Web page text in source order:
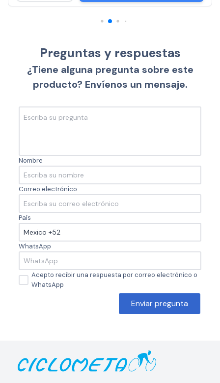
Preguntas y respuestas
¿Tiene alguna pregunta sobre este
producto? Envíenos un mensaje.
Nombre
Correo electrónico
País
WhatsApp
Acepto recibir una respuesta por correo electrónico o
WhatsApp
Enviar pregunta